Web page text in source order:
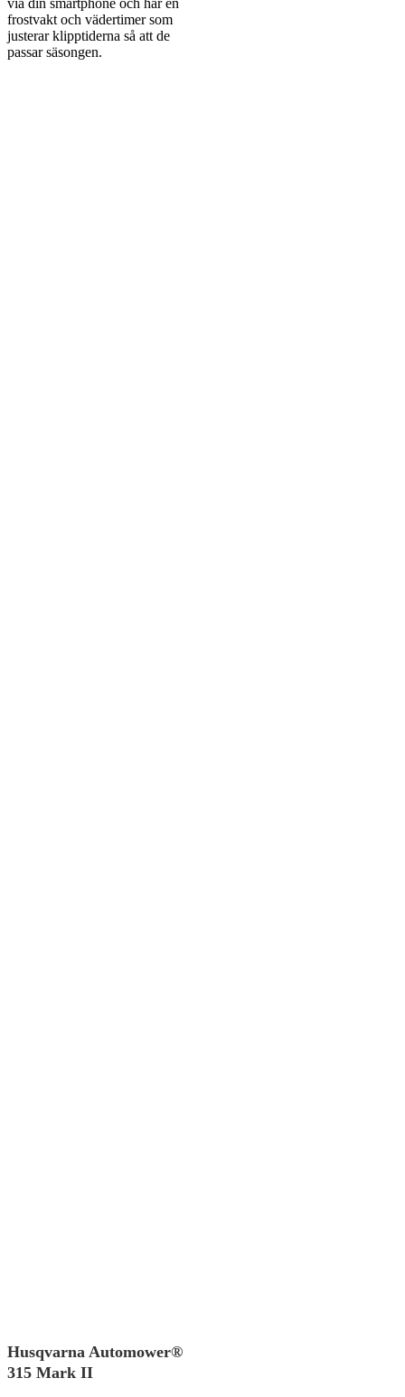
via din smartphone och har en
frostvakt och vädertimer som
justerar klipptiderna så att de
passar säsongen.
Husqvarna Automower®
315 Mark II